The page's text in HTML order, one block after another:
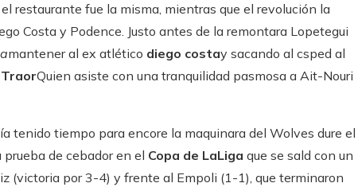
restaurante fue la misma, mientras que el revolución la
Costa y Podence. Justo antes de la remontara Lopetegui
mantener al ex atlético diego costay sacando al csped al
Quien asiste con una tranquilidad pasmosa a Ait-Nouri
tenido tiempo para encore la maquinara del Wolves dure el
prueba de cebador en el Copa de LaLiga que se sald con un
(victoria por 3-4) y frente al Empoli (1-1), que terminaron